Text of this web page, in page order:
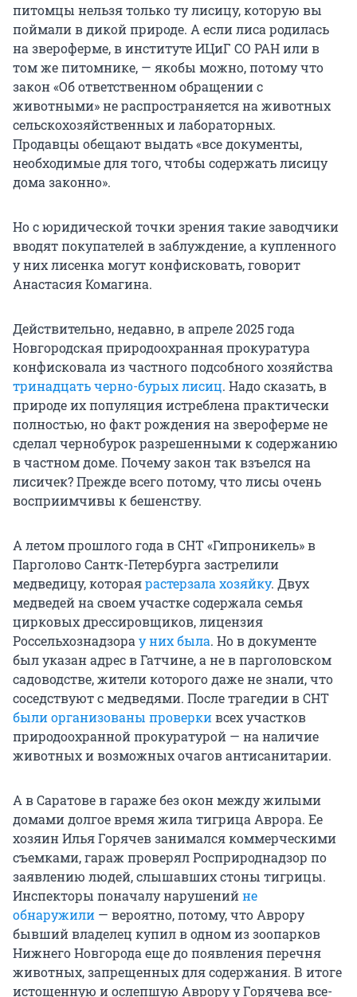
питомцы нельзя только ту лисицу, которую вы
поймали в дикой природе. А если лиса родилась
на звероферме, в институте ИЦиГ СО РАН или в
том же питомнике, — якобы можно, потому что
закон «Об ответственном обращении с
животными» не распространяется на животных
сельскохозяйственных и лабораторных.
Продавцы обещают выдать «все документы,
необходимые для того, чтобы содержать лисицу
дома законно».
Но с юридической точки зрения такие заводчики
вводят покупателей в заблуждение, а купленного
у них лисенка могут конфисковать, говорит
Анастасия Комагина.
Действительно, недавно, в апреле 2025 года
Новгородская природоохранная прокуратура
конфисковала из частного подсобного хозяйства
тринадцать черно-бурых лисиц. Надо сказать, в
природе их популяция истреблена практически
полностью, но факт рождения на звероферме не
сделал чернобурок разрешенными к содержанию
в частном доме. Почему закон так взъелся на
лисичек? Прежде всего потому, что лисы очень
восприимчивы к бешенству.
А летом прошлого года в СНТ «Гипроникель» в
Парголово Сантк-Петербурга застрелили
медведицу, котораярастерзала хозяйку. Двух
медведей на своем участке содержала семья
цирковых дрессировщиков, лицензия
Россельхознадзора у них была. Но в документе
был указан адрес в Гатчине, а не в парголовском
садоводстве, жители которого даже не знали, что
соседствуют с медведями. После трагедии в СНТ
были организованы проверкивсех участков
природоохранной прокуратурой — на наличие
животных и возможных очагов антисанитарии.
А в Саратове в гараже без окон между жилыми
домами долгое время жила тигрица Аврора. Ее
хозяин Илья Горячев занимался коммерческими
съемками, гараж проверял Росприроднадзор по
заявлению людей, слышавших стоны тигрицы.
Инспекторы поначалу нарушенийне
обнаружили — вероятно, потому, что Аврору
бывший владелец купил в одном из зоопарков
Нижнего Новгорода еще до появления перечня
животных, запрещенных для содержания. В итоге
истощенную и ослепшую Аврору у Горячева все-